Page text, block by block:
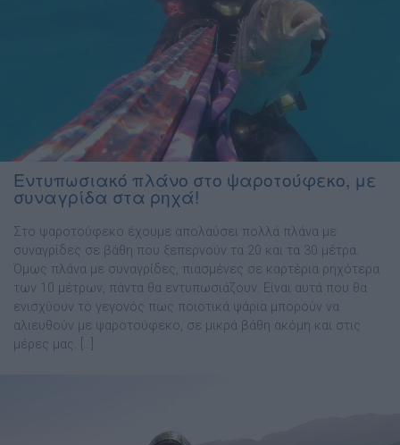
Εντυπωσιακό πλάνο στο ψαροτούφεκο, με
συναγρίδα στα ρηχά!
Στο ψαροτούφεκο έχουμε απολαύσει πολλά πλάνα με
συναγρίδες σε βάθη που ξεπερνούν τα 20 και τα 30 μέτρα.
Όμως πλάνα με συναγρίδες, πιασμένες σε καρτέρια ρηχότερα
των 10 μέτρων, πάντα θα εντυπωσιάζουν. Είναι αυτά που θα
ενισχύουν το γεγονός πως ποιοτικά ψάρια μπορούν να
αλιευθούν με ψαροτούφεκο, σε μικρά βάθη ακόμη και στις
μέρες μας. […]